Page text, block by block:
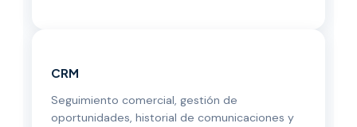
CRM
Seguimiento comercial, gestión de
oportunidades, historial de comunicaciones y